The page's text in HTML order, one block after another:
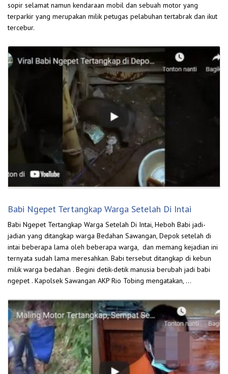
sopir selamat namun kendaraan mobil dan sebuah motor yang
terparkir yang merupakan milik petugas pelabuhan tertabrak dan ikut
tercebur.
Babi Ngepet Tertangkap Warga Setelah Di Intai
Babi Ngepet Tertangkap Warga Setelah Di Intai, Heboh Babi jadi-
jadian yang ditangkap warga Bedahan Sawangan, Depok setelah di
intai beberapa lama oleh beberapa warga, dan memang kejadian ini
ternyata sudah lama meresahkan. Babi tersebut ditangkap di kebun
milik warga bedahan . Begini detik-detik manusia berubah jadi babi
ngepet . Kapolsek Sawangan AKP Rio Tobing mengatakan, …